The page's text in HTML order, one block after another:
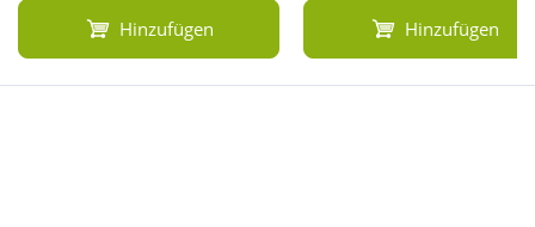
Hinzufügen Hinzufügen